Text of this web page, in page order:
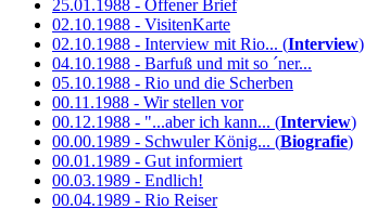
25.01.1988 - Offener Brief
02.10.1988 - VisitenKarte
02.10.1988 - Interview mit Rio... (Interview)
04.10.1988 - Barfuß und mit so ´ner...
05.10.1988 - Rio und die Scherben
00.11.1988 - Wir stellen vor
00.12.1988 - "...aber ich kann... (Interview)
00.00.1989 - Schwuler König... (Biografie)
00.01.1989 - Gut informiert
00.03.1989 - Endlich!
00.04.1989 - Rio Reiser